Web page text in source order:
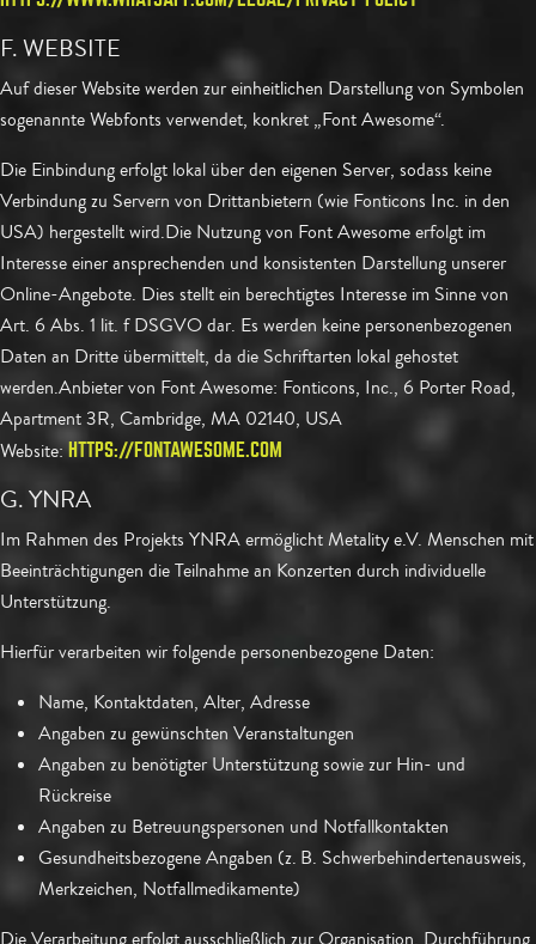
F. WEBSITE
Auf dieser Website werden zur einheitlichen Darstellung von Symbolen
sogenannte Webfonts verwendet, konkret „Font Awesome“.
Die Einbindung erfolgt lokal über den eigenen Server, sodass keine
Verbindung zu Servern von Drittanbietern (wie Fonticons Inc. in den
USA) hergestellt wird.Die Nutzung von Font Awesome erfolgt im
Interesse einer ansprechenden und konsistenten Darstellung unserer
Online-Angebote. Dies stellt ein berechtigtes Interesse im Sinne von
Art. 6 Abs. 1 lit. f DSGVO dar. Es werden keine personenbezogenen
Daten an Dritte übermittelt, da die Schriftarten lokal gehostet
werden.Anbieter von Font Awesome: Fonticons, Inc., 6 Porter Road,
Apartment 3R, Cambridge, MA 02140, USA
Website:HTTPS://FONTAWESOME.COM
G. YNRA
Im Rahmen des Projekts YNRA ermöglicht Metality e.V. Menschen mit
Beeinträchtigungen die Teilnahme an Konzerten durch individuelle
Unterstützung.
Hierfür verarbeiten wir folgende personenbezogene Daten:
Name, Kontaktdaten, Alter, Adresse
Angaben zu gewünschten Veranstaltungen
Angaben zu benötigter Unterstützung sowie zur Hin- und
Rückreise
Angaben zu Betreuungspersonen und Notfallkontakten
Gesundheitsbezogene Angaben (z. B. Schwerbehindertenausweis,
Merkzeichen, Notfallmedikamente)